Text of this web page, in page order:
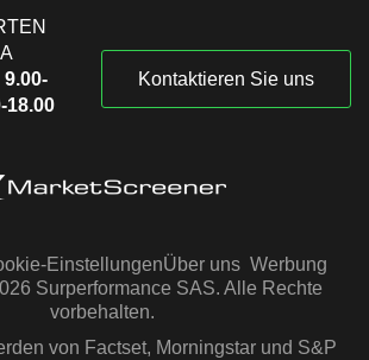
18.00
Kontaktieren Sie uns
EinstellungenÜber uns Werbung
Surperformance SAS. Alle Rechte
vorbehalten.
von Factset, Morningstar und S&P